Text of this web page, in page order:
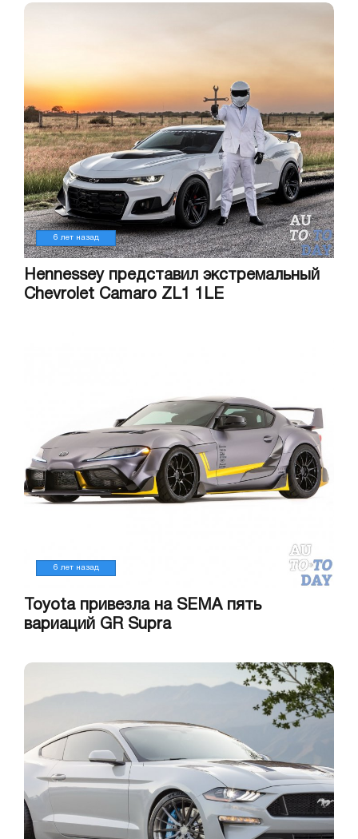
6 лет назад
Hennessey представил экстремальный
Chevrolet Camaro ZL1 1LE
6 лет назад
Toyota привезла на SEMA пять
вариаций GR Supra